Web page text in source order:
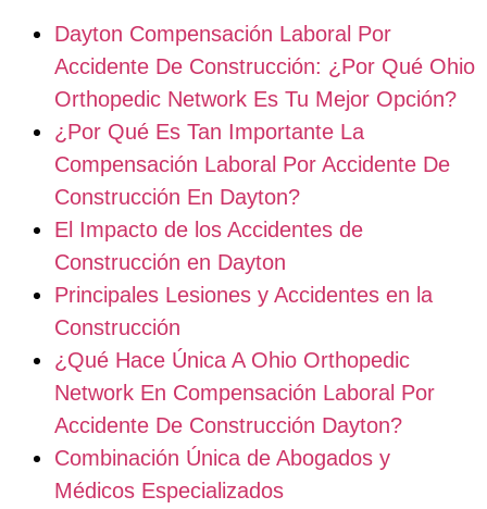
Dayton Compensación Laboral Por
Accidente De Construcción: ¿Por Qué Ohio
Orthopedic Network Es Tu Mejor Opción?
¿Por Qué Es Tan Importante La
Compensación Laboral Por Accidente De
Construcción En Dayton?
El Impacto de los Accidentes de
Construcción en Dayton
Principales Lesiones y Accidentes en la
Construcción
¿Qué Hace Única A Ohio Orthopedic
Network En Compensación Laboral Por
Accidente De Construcción Dayton?
Combinación Única de Abogados y
Médicos Especializados